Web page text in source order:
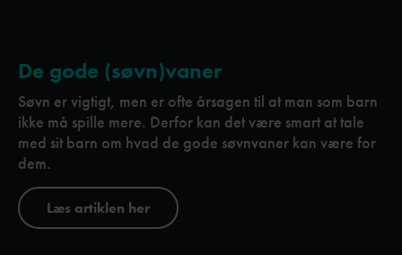
De gode (søvn)vaner
Søvn er vigtigt, men er ofte årsagen til at man som barn
ikke må spille mere. Derfor kan det være smart at tale
med sit barn om hvad de gode søvnvaner kan være for
dem.
Læs artiklen her